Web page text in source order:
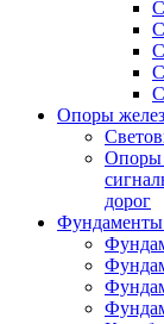
Опоры
Опоры
дорог
Фундаменты